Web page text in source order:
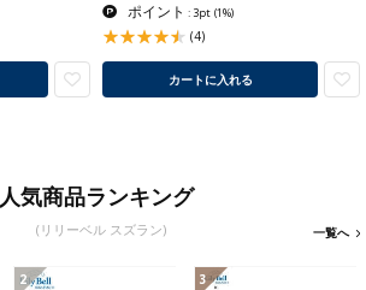
ポイント : 3pt (1%)
(4)
カートに入れる
人気商品ランキング
(リリーベル スズラン) 一覧へ
2 3